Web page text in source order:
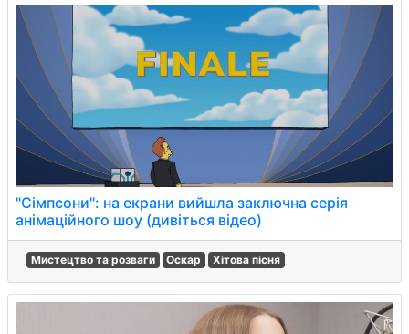
"Сімпсони": на екрани вийшла заключна серія
анімаційного шоу (дивіться відео)
Мистецтво та розваги Оскар Хітова пісня